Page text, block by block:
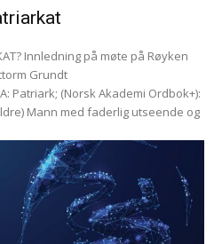
Grundt
Mann med faderlig utseende og